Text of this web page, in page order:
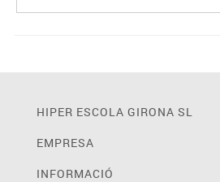
HIPER ESCOLA GIRONA SL
EMPRESA
INFORMACIÓ